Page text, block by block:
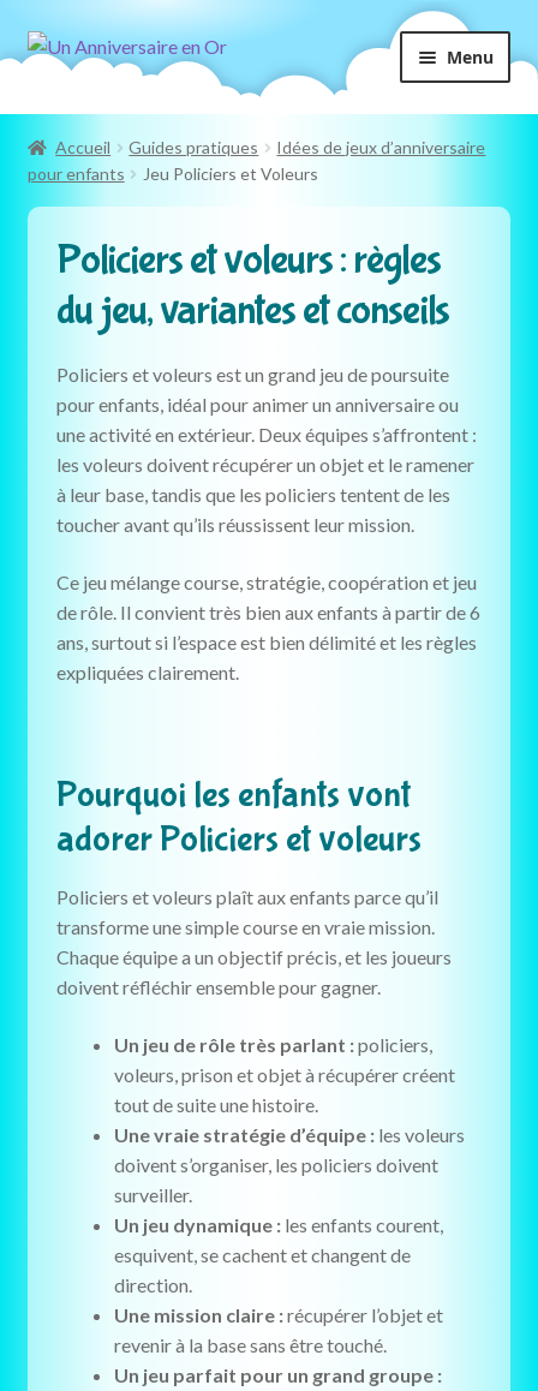
Aller
navigation
Aller
Menu
Accueil Guides pratiques
Idées de jeux d’anniversaire
pour enfants
Jeu Policiers et Voleurs
Policiers et voleurs : règles
du jeu, variantes et conseils
Policiers et voleurs est un grand jeu de poursuite
pour enfants, idéal pour animer un anniversaire ou
une activité en extérieur. Deux équipes s’affrontent :
les voleurs doivent récupérer un objet et le ramener
à leur base, tandis que les policiers tentent de les
toucher avant qu’ils réussissent leur mission.
Ce jeu mélange course, stratégie, coopération et jeu
de rôle. Il convient très bien aux enfants à partir de 6
ans, surtout si l’espace est bien délimité et les règles
expliquées clairement.
Pourquoi les enfants vont
adorer Policiers et voleurs
Policiers et voleurs plaît aux enfants parce qu’il
transforme une simple course en vraie mission.
Chaque équipe a un objectif précis, et les joueurs
doivent réfléchir ensemble pour gagner.
Un jeu de rôle très parlant :policiers,
voleurs, prison et objet à récupérer créent
tout de suite une histoire.
Une vraie stratégie d’équipe :les voleurs
doivent s’organiser, les policiers doivent
surveiller.
Un jeu dynamique :les enfants courent,
esquivent, se cachent et changent de
direction.
Une mission claire :récupérer l’objet et
revenir à la base sans être touché.
Un jeu parfait pour un grand groupe :